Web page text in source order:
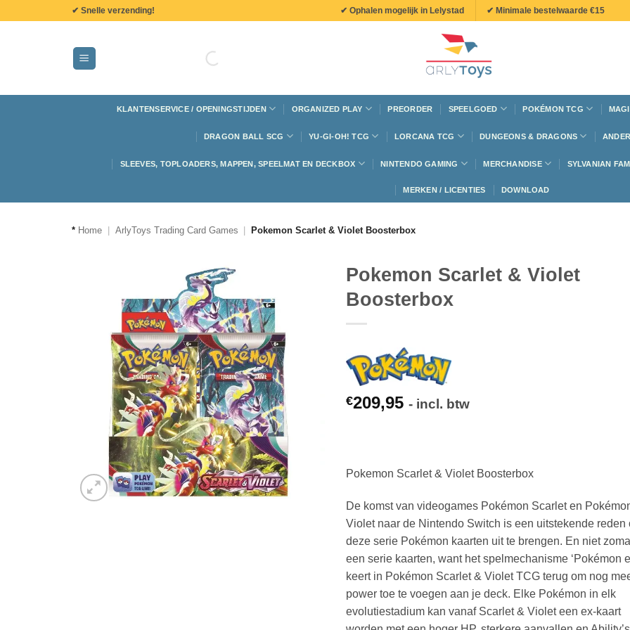
✔ Snelle verzending! ✔ Ophalen mogelijk in Lelystad ✔ Minimale bestelwaarde €15
KLANTENSERVICE / OPENINGSTIJDEN ORGANIZED PLAY PREORDER SPEELGOED POKÉMON TCG
DRAGON BALL SCG YU-GI-OH! TCG LORCANA TCG DUNGEONS & DRAGONS
SLEEVES, TOPLOADERS, MAPPEN, SPEELMAT EN DECKBOX NINTENDO GAMING MERCHANDISE SYLVANIAN
MERKEN / LICENTIES DOWNLOAD
* Home ArlyToys Trading Card Games Pokemon Scarlet & Violet Boosterbox
Pokemon Scarlet & Violet
Boosterbox
€209,95 - incl. btw
Pokemon Scarlet & Violet Boosterbox
De komst van videogames Pokémon Scarlet en
Violet naar de Nintendo Switch is een uitstekende reden
deze serie Pokémon kaarten uit te brengen. En niet
een serie kaarten, want het spelmechanisme ‘Pokémon
keert in Pokémon Scarlet & Violet TCG terug om nog
power toe te voegen aan je deck. Elke Pokémon in elk
evolutiestadium kan vanaf Scarlet & Violet een ex-kaart